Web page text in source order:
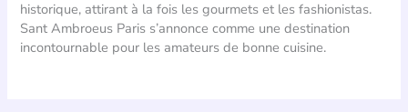
historique, attirant à la fois les gourmets et les fashionistas.
Sant Ambroeus Paris s’annonce comme une destination
incontournable pour les amateurs de bonne cuisine.